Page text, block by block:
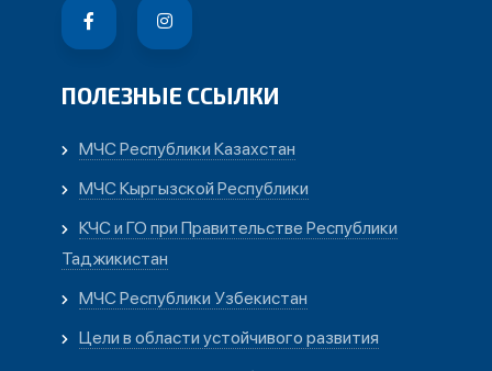
ПОЛЕЗНЫЕ ССЫЛКИ
МЧС Республики Казахстан
МЧС Кыргызской Республики
КЧС и ГО при Правительстве Республики
Таджикистан
МЧС Республики Узбекистан
Цели в области устойчивого развития